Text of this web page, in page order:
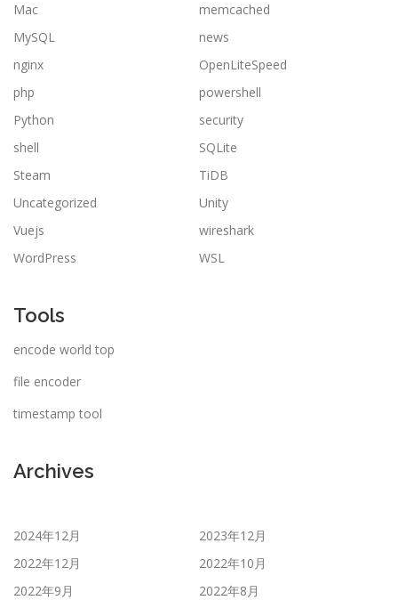
Mac
memcached
MySQL
news
nginx
OpenLiteSpeed
php
powershell
Python
security
shell
SQLite
Steam
TiDB
Uncategorized
Unity
Vuejs
wireshark
WordPress
WSL
Tools
encode world top
file encoder
timestamp tool
Archives
2024年12月
2023年12月
2022年12月
2022年10月
2022年9月
2022年8月